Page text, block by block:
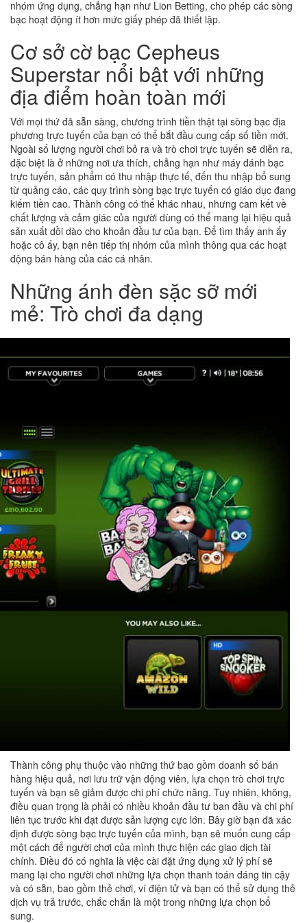
nhóm ứng dụng, chẳng hạn như Lion Betting, cho phép các sòng
bạc hoạt động ít hơn mức giấy phép đã thiết lập.
Cơ sở cờ bạc Cepheus
Superstar nổi bật với những
địa điểm hoàn toàn mới
Với mọi thứ đã sẵn sàng, chương trình tiền thật tại sòng bạc địa
phương trực tuyến của bạn có thể bắt đầu cung cấp số tiền mới.
Ngoài số lượng người chơi bỏ ra và trò chơi trực tuyến sẽ diễn ra,
đặc biệt là ở những nơi ưa thích, chẳng hạn như máy đánh bạc
trực tuyến, sản phẩm có thu nhập thực tế, đến thu nhập bổ sung
từ quảng cáo, các quy trình sòng bạc trực tuyến có giáo dục đang
kiếm tiền cao. Thành công có thể khác nhau, nhưng cam kết về
chất lượng và cảm giác của người dùng có thể mang lại hiệu quả
sản xuất dồi dào cho khoản đầu tư của bạn. Để tìm thấy anh ấy
hoặc cô ấy, bạn nên tiếp thị nhóm của mình thông qua các hoạt
động bán hàng của các cá nhân.
Những ánh đèn sặc sỡ mới
mẻ: Trò chơi đa dạng
Thành công phụ thuộc vào những thứ bao gồm doanh số bán
hàng hiệu quả, nơi lưu trữ vận động viên, lựa chọn trò chơi trực
tuyến và bạn sẽ giảm được chi phí chức năng. Tuy nhiên, không,
điều quan trọng là phải có nhiều khoản đầu tư ban đầu và chi phí
liên tục trước khi đạt được sản lượng cực lớn. Bây giờ bạn đã xác
định được sòng bạc trực tuyến của mình, bạn sẽ muốn cung cấp
một cách để người chơi của mình thực hiện các giao dịch tài
chính. Điều đó có nghĩa là việc cài đặt ứng dụng xử lý phí sẽ
mang lại cho người chơi những lựa chọn thanh toán đáng tin cậy
và có sẵn, bao gồm thẻ chơi, ví điện tử và bạn có thể sử dụng thẻ
dịch vụ trả trước, chắc chắn là một trong những lựa chọn bổ
sung.